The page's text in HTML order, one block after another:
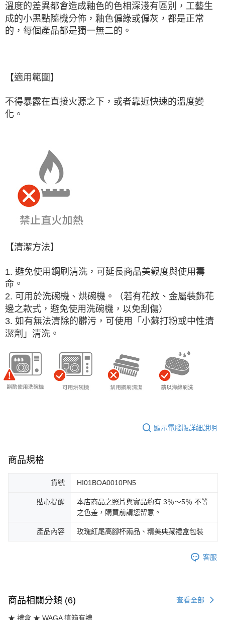
溫度的差異都會造成釉色的色相深淺有區別，工藝生
成的小黑點隨機分佈，釉色偏綠或偏灰，都是正常
的，每個產品都是獨一無二的。
【適用範圍】
不得暴露在直接火源之下，或者靠近快速的溫度變
化。
【清潔方法】
1. 避免使用鋼刷清洗，可延長商品美觀度與使用壽
命。
2. 可用於洗碗機、烘碗機。（若有花紋、金屬裝飾花
邊之款式，避免使用洗碗機，以免刮傷）
3. 如有無法清除的髒污，可使用「小蘇打粉或中性清
潔劑」清洗。
顯示電腦版詳細說明
商品規格
貨號 HI01BOA0010PN5
貼心提醒
本店商品之照片與實品約有 3％～5％ 不等
之色差，購買前請您留意。
產品內容 玫瑰紅尾高腳杯兩品、精美典藏禮盒包裝
客服
商品相關分類 (6) 查看全部
★ 禮盒 ★ WAGA 這箱有禮